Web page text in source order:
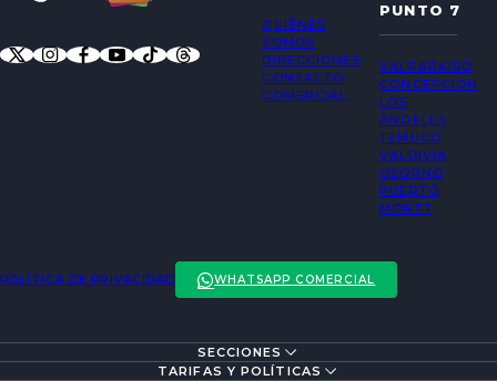
QUIÉNES
SOMOS
DIRECCIONES
CONTACTO
COMERCIAL
PUNTO 7
VALPARAÍSO
CONCEPCIÓN
LOS
ÁNGELES
TEMUCO
VALDIVIA
OSORNO
PUERTO
MONTT
POLÍTICA DE PRIVACIDAD WHATSAPP COMERCIAL
SECCIONES
TARIFAS Y POLÍTICAS